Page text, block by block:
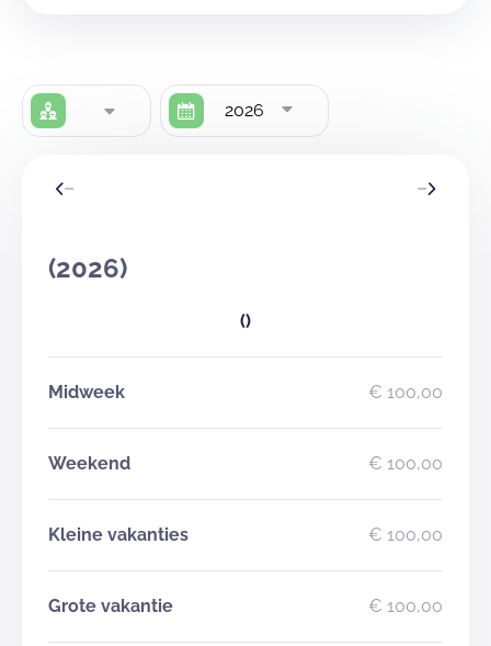
2026
(2026)
()
Midweek € 100,00
Weekend € 100,00
Kleine vakanties € 100,00
Grote vakantie € 100,00